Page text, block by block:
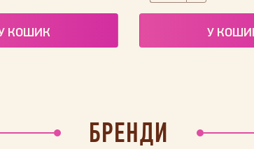
КОШИК У
БРЕНДИ